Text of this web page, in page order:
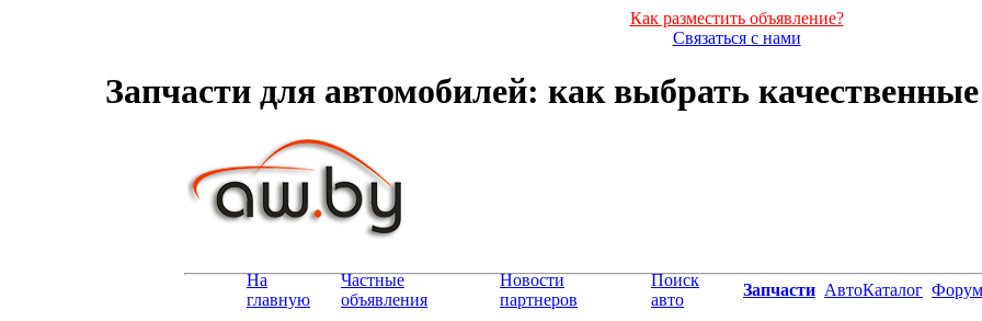
Как разместить объявление?
Связаться с нами
Запчасти для автомобилей: как выбрать
На
главную
Частные
объявления
Новости
партнеров
Поиск
авто
Запчасти АвтоКаталог Форум